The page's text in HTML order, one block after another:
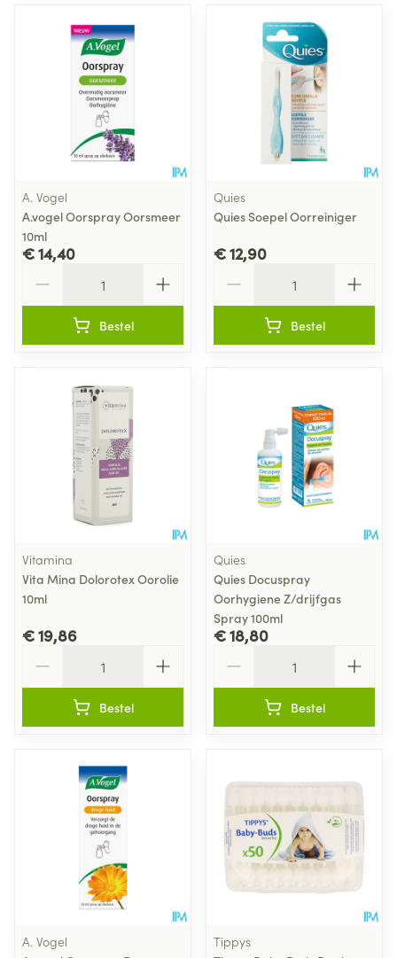
A. Vogel
A.vogel Oorspray Oorsmeer
10ml
€ 14,40
Bestel
Quies
Quies Soepel Oorreiniger
€ 12,90
Bestel
Vitamina
Vita Mina Dolorotex Oorolie
10ml
€ 19,86
Bestel
Quies
Quies Docuspray
Oorhygiene Z/drijfgas
Spray 100ml
€ 18,80
Bestel
A. Vogel
Tippys